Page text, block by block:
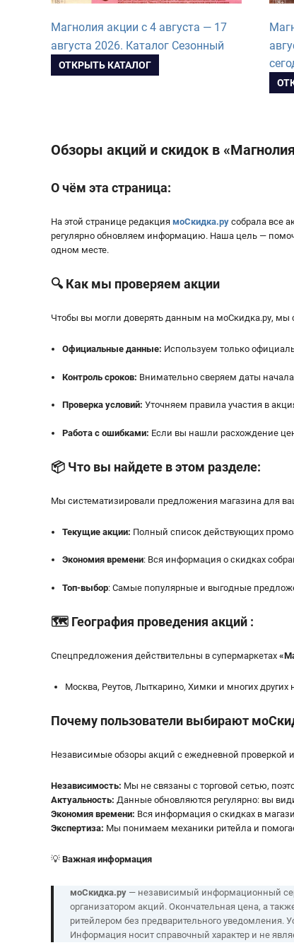
Магнолия акции с 4 августа — 17
августа 2026. Каталог Сезонный
ОТКРЫТЬ КАТАЛОГ
Обзоры акций и скидок в
О чём эта страница:
На этой странице редакция моСкидка.ру собрала все
регулярно обновляем информацию. Наша цель —
одном месте.
🔍 Как мы проверяем акции
Чтобы вы могли доверять данным на мoСкидка.ру, мы
Официальные данные: Используем только
Контроль сроков: Внимательно сверяем даты
Проверка условий: Уточняем правила участия в
Работа с ошибками: Если вы нашли расхождение
📦 Что вы найдете в этом разделе:
Мы систематизировали предложения магазина для
Текущие акции: Полный список действующих
Экономия времени: Вся информация о скидках
Топ-выбор: Самые популярные и выгодные
🗺️ География проведения акций :
Спецпредложения действительны в супермаркетах «
Москва, Реутов, Лыткарино, Химки и многих других
Почему пользователи выбирают
Независимые обзоры акций с ежедневной проверкой
Независимость: Мы не связаны с торговой сетью,
Актуальность: Данные обновляются регулярно: вы
Экономия времени: Вся информация о скидках в
Экспертиза: Мы понимаем механики ритейла и
💡 Важная информация
моСкидка.ру— независимый информационный
организатором акций. Окончательная цена, а
ритейлером без предварительного уведомления.
Информация носит справочный характер и не